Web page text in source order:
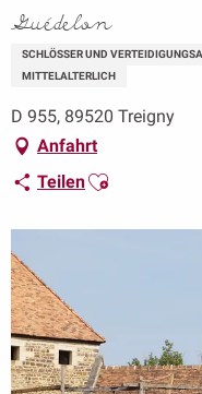
Guédelon
SCHLÖSSER UND
MITTELALTERLICH
D 955, 89520 Treigny
Anfahrt
TeilenAjouter aux